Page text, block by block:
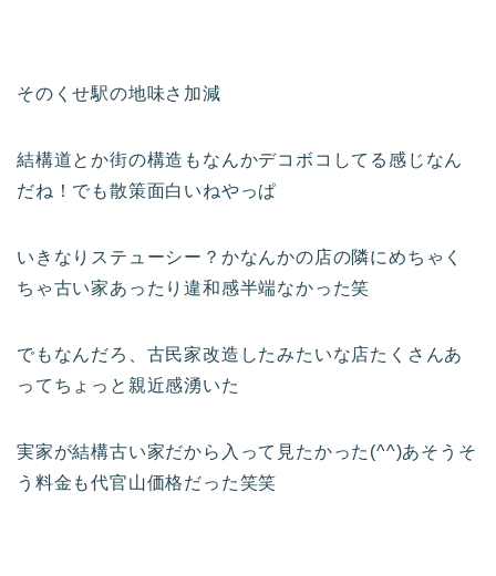
そのくせ駅の地味さ加減
結構道とか街の構造もなんかデコボコしてる感じなん
だね！でも散策面白いねやっぱ
いきなりステューシー？かなんかの店の隣にめちゃく
ちゃ古い家あったり違和感半端なかった笑
でもなんだろ、古民家改造したみたいな店たくさんあ
ってちょっと親近感湧いた
実家が結構古い家だから入って見たかった(^^)あそうそ
う料金も代官山価格だった笑笑